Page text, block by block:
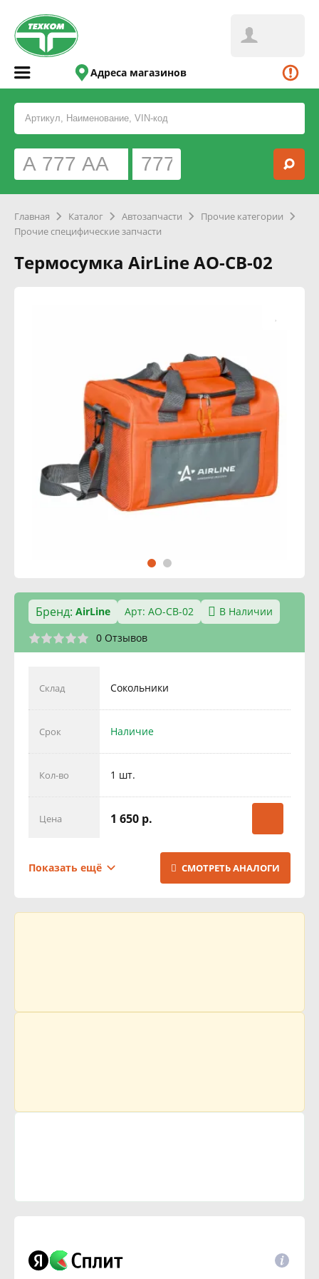
Адреса магазинов
Главная Каталог Автозапчасти
Прочие категории
Прочие специфические запчасти
Термосумка AirLine AO-CB-02
Бренд: AirLine Арт: AO-CB-02
В Наличии
0 Отзывов
Склад Сокольники
Срок Наличие
Кол-во 1 шт.
Цена 1 650 р.
Поставка
Показать ещё СМОТРЕТЬ АНАЛОГИ